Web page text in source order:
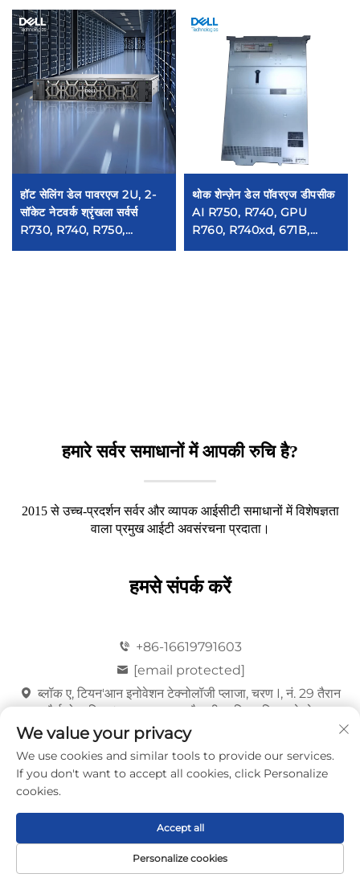
हॉट सेलिंग डेल पावरएज 2U, 2-
सॉकेट नेटवर्क श्रृंखला सर्वर्स
R730, R740, R750,
R760XS, XD कंप्यूटर रैक सर्वर्स
थोक शेन्ज़ेन डेल पॉवरएज डीपसीक
AI R750, R740, GPU
R760, R740xd, 671B,
R250, R730, R630, R650,
हमारे सर्वर समाधानों में आपकी रुचि है?
2015 से उच्च-प्रदर्शन सर्वर और व्यापक आईसीटी समाधानों में विशेषज्ञता
वाला प्रमुख आईटी अवसंरचना प्रदाता।
हमसे संपर्क करें
+86-16619791603
[email protected]
ब्लॉक ए, टियन'आन इनोवेशन टेक्नोलॉजी प्लाजा, चरण I, नं. 29 तैरान
फौर्थ रोड, टियन'आन समुदाय, शातौ गली, फूटियन ज़िला, शेन्ज़ेन
मुफ्त कोटेशन प्राप्त करें
हमारा प्रतिनिधि शीघ्र ही आपसे संपर्क करेगा।
मुख्यपृष्ठ उत्पाद इस बारे में संपर्क
We value your privacy
We use cookies and similar tools to provide our services.
If you don't want to accept all cookies, click Personalize
cookies.
Personalize cookies
Accept all